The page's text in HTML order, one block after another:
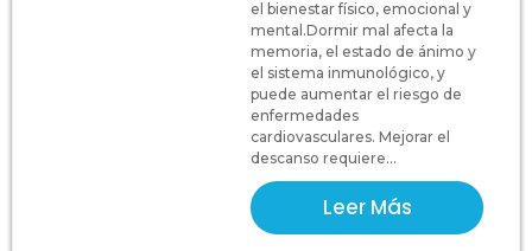
el bienestar físico, emocional y
mental.Dormir mal afecta la
memoria, el estado de ánimo y
el sistema inmunológico, y
puede aumentar el riesgo de
enfermedades
cardiovasculares. Mejorar el
descanso requiere...
Leer Más